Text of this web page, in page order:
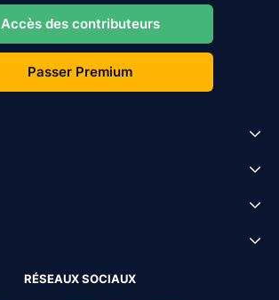
Accès des contributeurs
Passer Premium
RÉSEAUX SOCIAUX